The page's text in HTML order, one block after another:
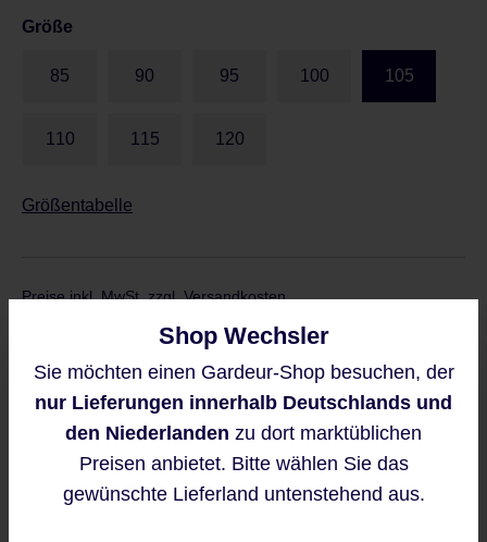
Größe
85 90 95 100 105
110 115 120
Größentabelle
Preise inkl. MwSt. zzgl. Versandkosten
Sofort verfügbar, Lieferzeit: 2-5 Werktage
IN DEN WARENKORB
Shop Wechsler
Sie möchten einen Gardeur-Shop besuchen, der
nur Lieferungen innerhalb Deutschlands und
den Niederlanden zu dort marktüblichen
Preisen anbietet. Bitte wählen Sie das
gewünschte Lieferland untenstehend aus.
Diese Website verwendet Cookies,
um eine bestmögliche Erfahrung
bieten zu können.